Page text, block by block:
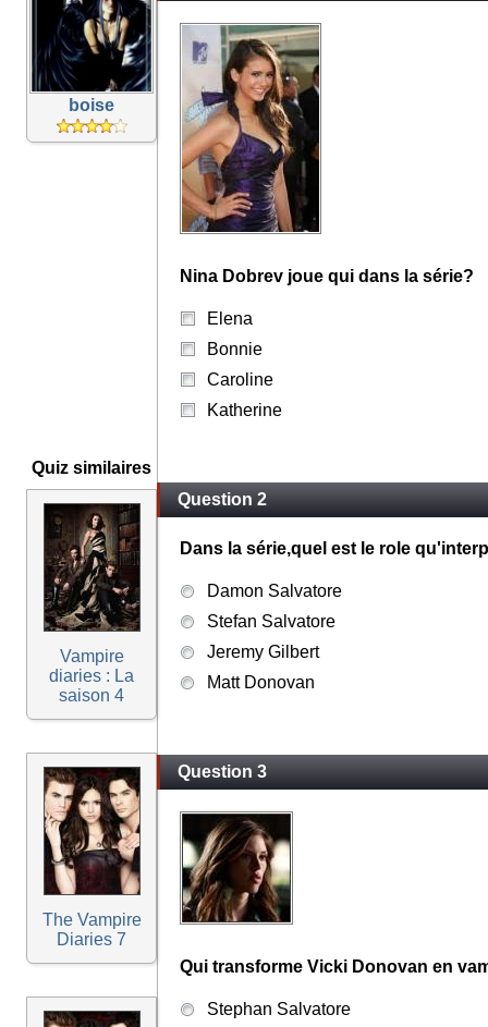
boise
Quiz similaires
Vampire
diaries : La
saison 4
The Vampire
Diaries 7
Nina Dobrev joue qui dans la série?
Elena
Bonnie
Caroline
Katherine
Question 2
Dans la série,quel est le role
Damon Salvatore
Stefan Salvatore
Jeremy Gilbert
Matt Donovan
Question 3
Qui transforme Vicki Donovan en
Stephan Salvatore